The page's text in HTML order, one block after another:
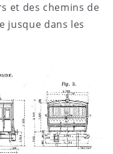
et des chemins de
jusque dans les